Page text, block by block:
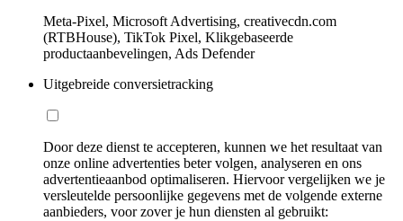
Meta-Pixel, Microsoft Advertising, creativecdn.com
(RTBHouse), TikTok Pixel, Klikgebaseerde
productaanbevelingen, Ads Defender
Uitgebreide conversietracking
Door deze dienst te accepteren, kunnen we het resultaat van
onze online advertenties beter volgen, analyseren en ons
advertentieaanbod optimaliseren. Hiervoor vergelijken we je
versleutelde persoonlijke gegevens met de volgende externe
aanbieders, voor zover je hun diensten al gebruikt: